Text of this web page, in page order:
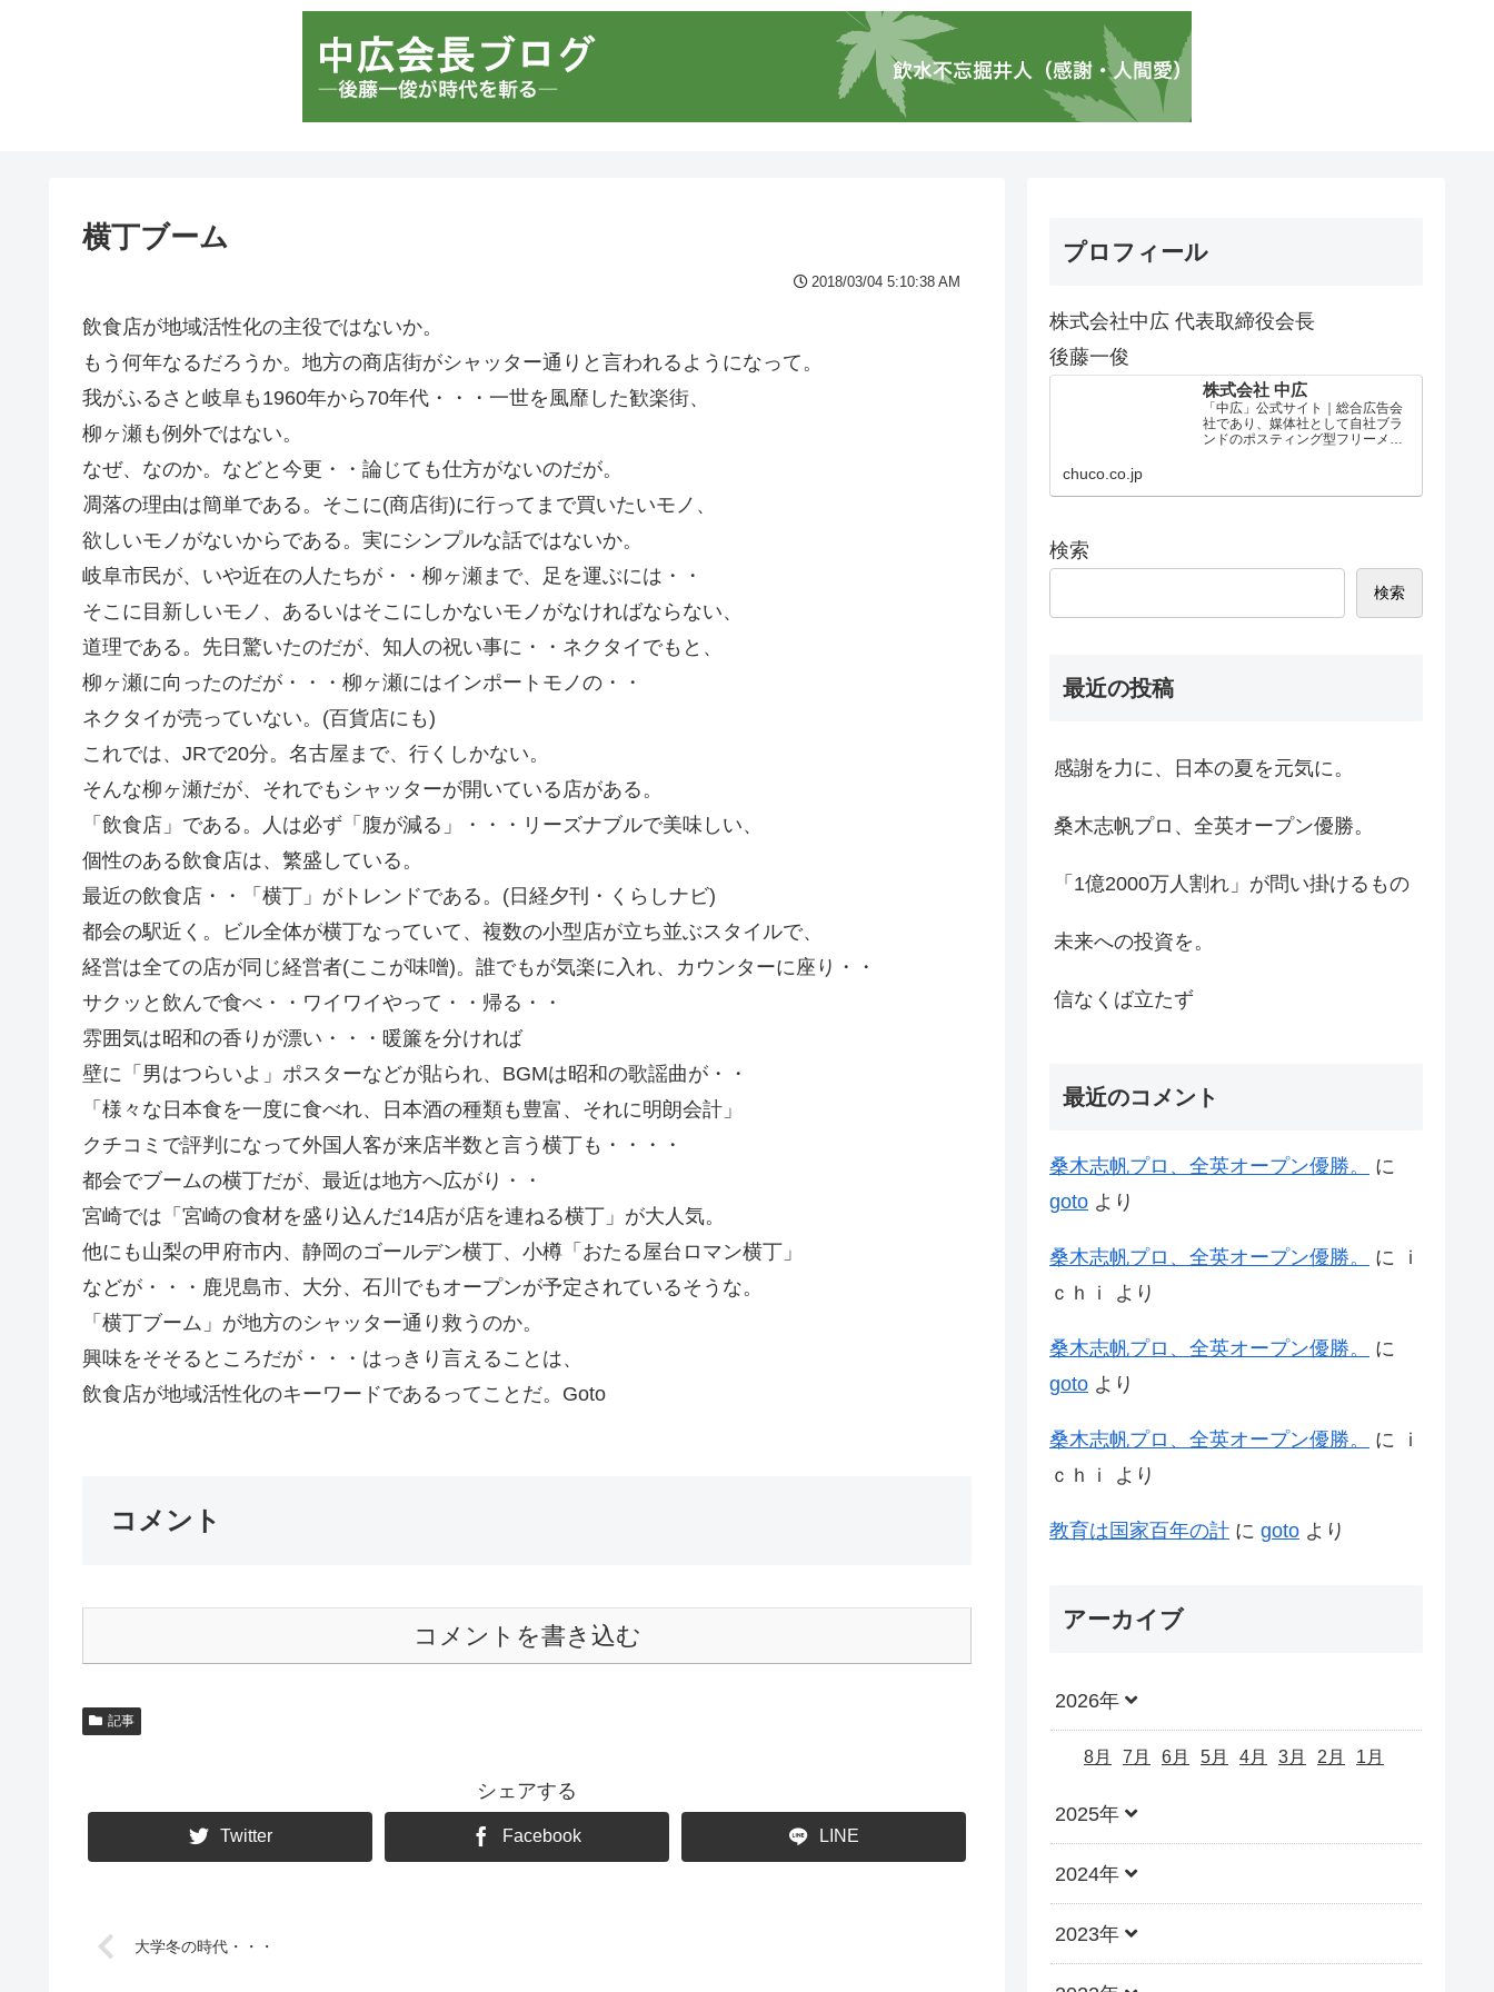
横丁ブーム
2018/03/04 5:10:38 AM
飲食店が地域活性化の主役ではないか。
もう何年なるだろうか。地方の商店街がシャッター通りと言われるようになって。
我がふるさと岐阜も1960年から70年代・・・一世を風靡した歓楽街、
柳ヶ瀬も例外ではない。
なぜ、なのか。などと今更・・論じても仕方がないのだが。
凋落の理由は簡単である。そこに(商店街)に行ってまで買いたいモノ、
欲しいモノがないからである。実にシンプルな話ではないか。
岐阜市民が、いや近在の人たちが・・柳ヶ瀬まで、足を運ぶには・・
そこに目新しいモノ、あるいはそこにしかないモノがなければならない、
道理である。先日驚いたのだが、知人の祝い事に・・ネクタイでもと、
柳ヶ瀬に向ったのだが・・・柳ヶ瀬にはインポートモノの・・
ネクタイが売っていない。(百貨店にも)
これでは、JRで20分。名古屋まで、行くしかない。
そんな柳ヶ瀬だが、それでもシャッターが開いている店がある。
「飲食店」である。人は必ず「腹が減る」・・・リーズナブルで美味しい、
個性のある飲食店は、繁盛している。
最近の飲食店・・「横丁」がトレンドである。(日経夕刊・くらしナビ)
都会の駅近く。ビル全体が横丁なっていて、複数の小型店が立ち並ぶスタイルで、
経営は全ての店が同じ経営者(ここが味噌)。誰でもが気楽に入れ、カウンターに座り・・
サクッと飲んで食べ・・ワイワイやって・・帰る・・
雰囲気は昭和の香りが漂い・・・暖簾を分ければ
壁に「男はつらいよ」ポスターなどが貼られ、BGMは昭和の歌謡曲が・・
「様々な日本食を一度に食べれ、日本酒の種類も豊富、それに明朗会計」
クチコミで評判になって外国人客が来店半数と言う横丁も・・・・
都会でブームの横丁だが、最近は地方へ広がり・・
宮崎では「宮崎の食材を盛り込んだ14店が店を連ねる横丁」が大人気。
他にも山梨の甲府市内、静岡のゴールデン横丁、小樽「おたる屋台ロマン横丁」
などが・・・鹿児島市、大分、石川でもオープンが予定されているそうな。
「横丁ブーム」が地方のシャッター通り救うのか。
興味をそそるところだが・・・はっきり言えることは、
飲食店が地域活性化のキーワードであるってことだ。Goto
コメント
コメントを書き込む
記事
シェアする
Twitter Facebook LINE
大学冬の時代・・・
プロフィール
株式会社中広 代表取締役会長
後藤一俊
株式会社 中広
「中広」公式サイト｜総合広告会
社であり、媒体社として自社ブラ
ンドのポスティング型フリーメデ
chuco.co.jp
検索
検索
最近の投稿
感謝を力に、日本の夏を元気に。
桑木志帆プロ、全英オープン優勝。
「1億2000万人割れ」が問い掛けるもの
未来への投資を。
信なくば立たず
最近のコメント
桑木志帆プロ、全英オープン優勝。
に
goto より
桑木志帆プロ、全英オープン優勝。 に
ｉ
ｃｈｉ
より
桑木志帆プロ、全英オープン優勝。
に
goto より
桑木志帆プロ、全英オープン優勝。 に
ｉ
ｃｈｉ
より
教育は国家百年の計 に goto より
アーカイブ
2026年
8月 7月 6月 5月 4月 3月 2月 1月
2025年
2024年
2023年